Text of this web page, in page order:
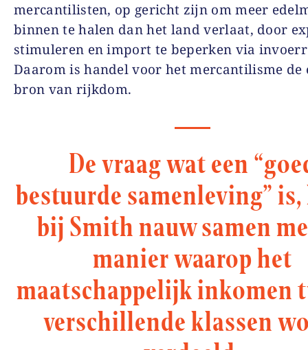
mercantilisten, op gericht zijn om meer
binnen te halen dan het land verlaat, door
stimuleren en import te beperken via
Daarom is handel voor het mercantilisme de
bron van rijkdom.
De vraag wat een
bestuurde samenleving”
bij Smith nauw samen
manier waarop het
maatschappelijk inkomen
verschillende klassen